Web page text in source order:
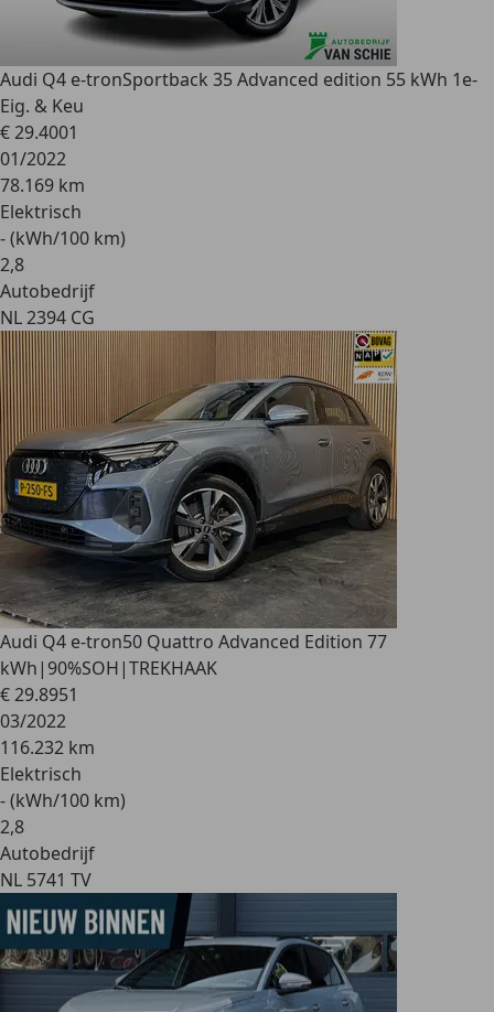
Audi Q4 e-tronSportback 35 Advanced edition 55 kWh 1e-
Eig. & Keu
€ 29.4001
01/2022
78.169 km
Elektrisch
- (kWh/100 km)
2,8
Autobedrijf
NL 2394 CG
Audi Q4 e-tron50 Quattro Advanced Edition 77
kWh|90%SOH|TREKHAAK
€ 29.8951
03/2022
116.232 km
Elektrisch
- (kWh/100 km)
2,8
Autobedrijf
NL 5741 TV